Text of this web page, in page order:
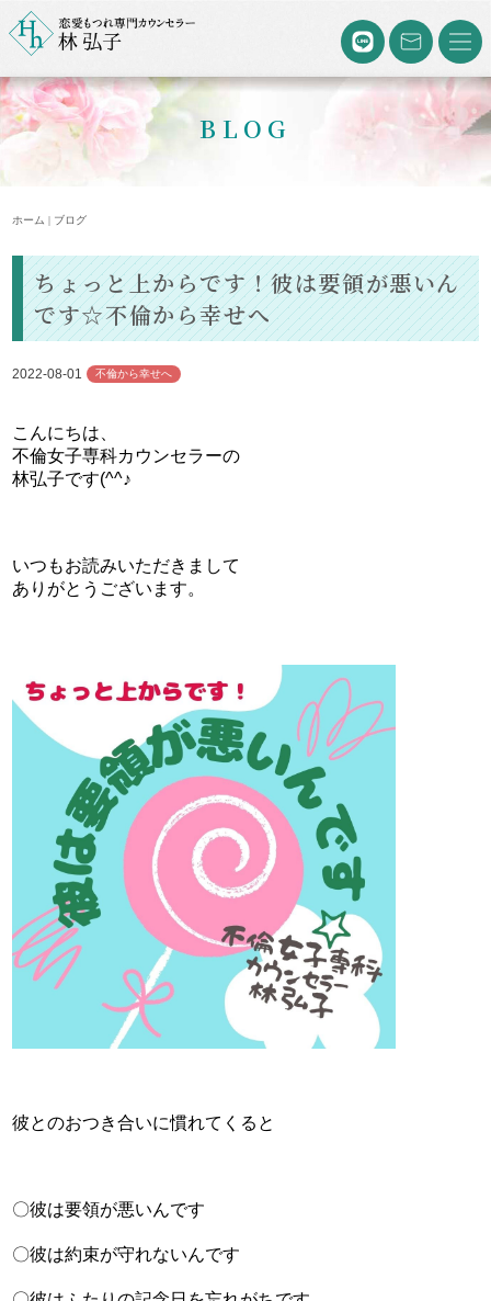
BLOG
ホーム | ブログ
ちょっと上からです！彼は要領が悪いん
です☆不倫から幸せへ
2022-08-01 不倫から幸せへ
こんにちは、
不倫女子専科カウンセラーの
林弘子です(^^♪
いつもお読みいただきまして
ありがとうございます。
彼とのおつき合いに慣れてくると
〇彼は要領が悪いんです
〇彼は約束が守れないんです